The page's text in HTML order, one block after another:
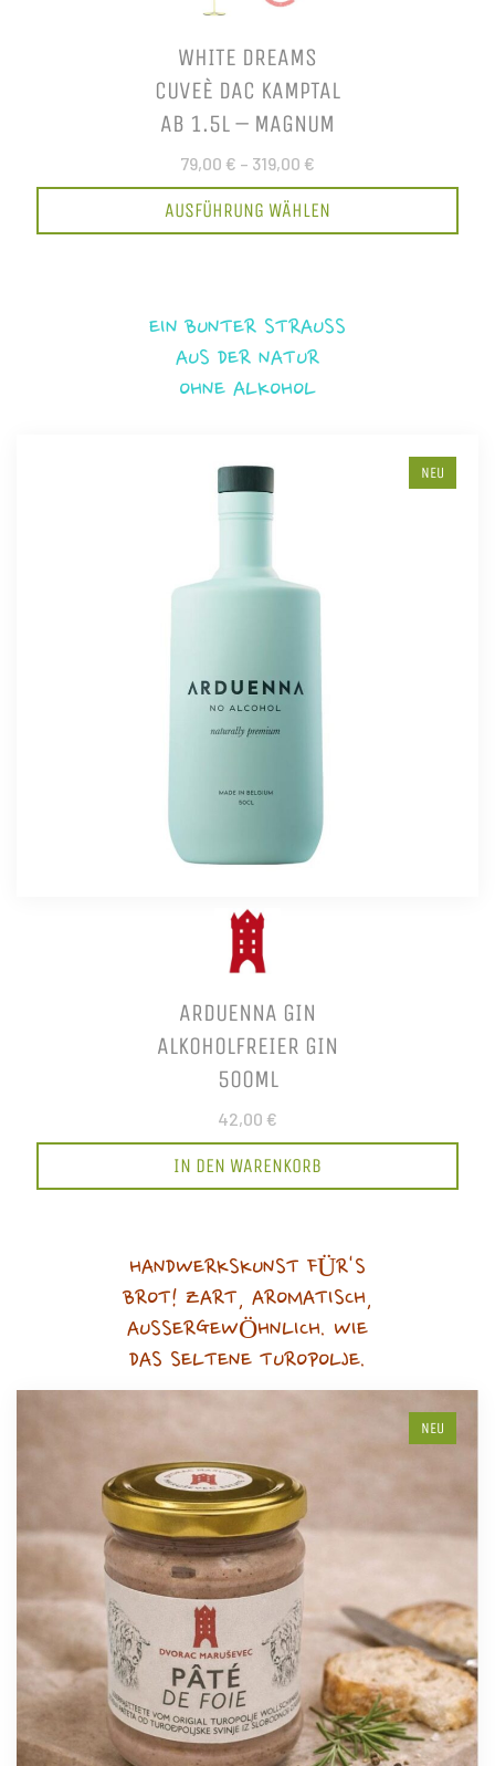
WHITE DREAMS
CUVEÈ DAC KAMPTAL
AB 1.5L – MAGNUM
79,00 € – 319,00 €
AUSFÜHRUNG WÄHLEN
EIN BUNTER STRAUSS
AUS DER NATUR
OHNE ALKOHOL
NEU
ARDUENNA GIN
ALKOHOLFREIER GIN
500ML
42,00 €
IN DEN WARENKORB
HANDWERKSKUNST FÜR'S
BROT! ZART, AROMATISCH,
AUSSERGEWÖHNLICH. WIE
DAS SELTENE TUROPOLJE.
NEU